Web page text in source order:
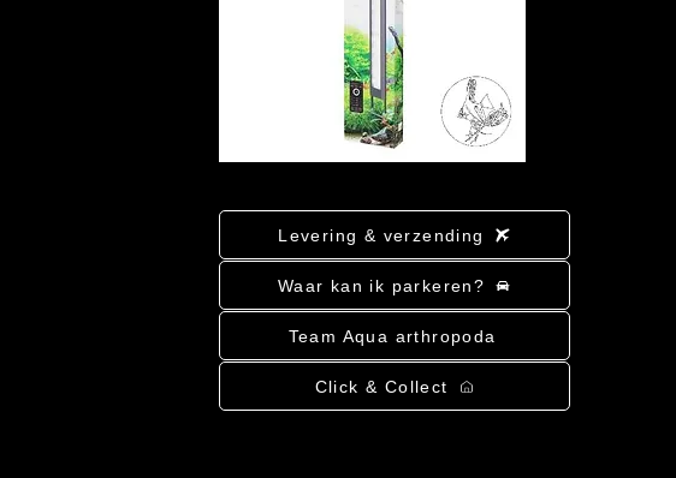
Levering & verzending
Waar kan ik parkeren?
Team Aqua arthropoda
Click & Collect